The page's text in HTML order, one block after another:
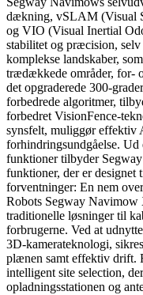
dækning, vSLAM (Visual
og VIO (Visual Inertial
stabilitet og præcision,
komplekse landskaber,
trædækkede områder, for-
det opgraderede 300-
forbedrede algoritmer,
forbedret VisionFence-
synsfelt, muliggør effektiv
forhindringsundgåelse.
funktioner tilbyder
funktioner, der er designet
forventninger: En nem
Robots Segway Navimow
traditionelle løsninger til
forbrugerne. Ved at
3D-kamerateknologi,
plænen samt effektiv drift.
intelligent site selection,
opladningsstationen og